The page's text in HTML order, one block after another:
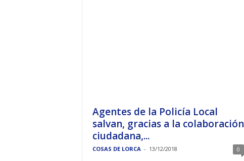
Agentes de la Policía Local
salvan, gracias a la colaboración
ciudadana,...
COSAS DE LORCA - 13/12/2018 0